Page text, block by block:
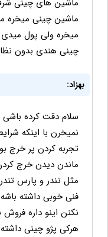
ماشین های چینی
ماشین چینی میخره
میخره ولی پول میدی
چینی هندی بدون
بهزاد:
نمیخرن با اینکه
ماندن دیدن خرج
فنی خوبی داشته
نکنن اینو داره فروش
هرکی پژو چینی